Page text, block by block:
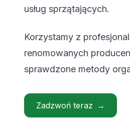
usług sprzątających.
Korzystamy z
renomowanych
sprawdzone metody
Zadzwoń teraz →